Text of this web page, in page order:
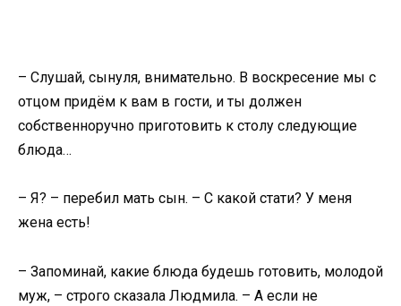
– Слушай, сынуля, внимательно. В воскресение мы с
отцом придём к вам в гости, и ты должен
собственноручно приготовить к столу следующие
блюда…
– Я? – перебил мать сын. – С какой стати? У меня
жена есть!
– Запоминай, какие блюда будешь готовить, молодой
муж, – строго сказала Людмила. – А если не